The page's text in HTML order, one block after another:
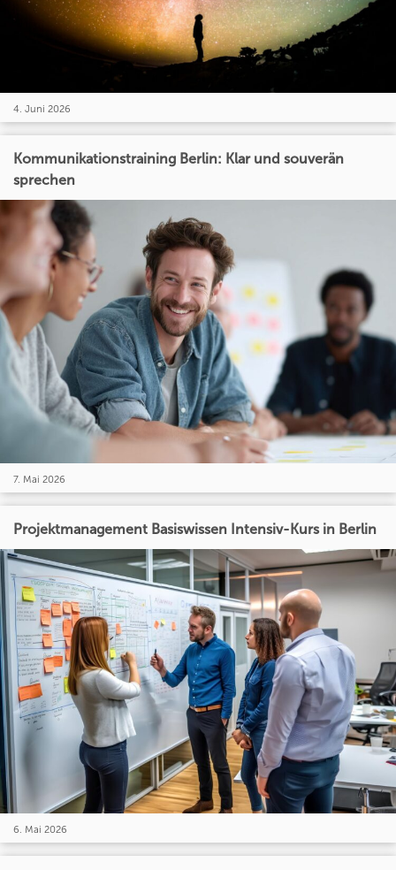
4. Juni 2026
Kommunikationstraining Berlin: Klar und souverän
sprechen
7. Mai 2026
Projektmanagement Basiswissen Intensiv-Kurs in Berlin
6. Mai 2026